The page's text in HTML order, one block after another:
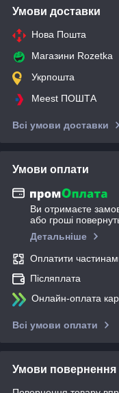
Умови доставки
Нова Пошта
Магазини Rozetka
Укрпошта
Meest ПОШТА
Всі умови доставки
Умови оплати
Ви отримаєте
або гроші
Детальніше
Оплатити
Післяплата
Онлайн-оплата
Всі умови оплати
Умови повернення